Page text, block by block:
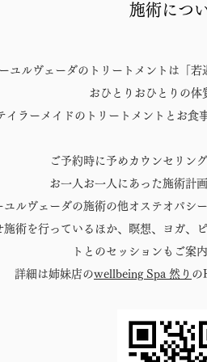
施術につ
ユルヴェーダのトリートメントは「
おひとりおひとりの体
イラーメイドのトリートメントとお食
ご予約時に予めカウンセリン
お一人お一人にあった施術計
ユルヴェーダの施術の他オステオパシー
施術を行っているほか、瞑想、ヨガ、
トとのセッションもご案
詳細は姉妹店のwellbeing Spa 然り の